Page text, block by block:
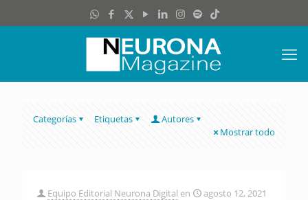
Categorías Etiquetas
Autores
Mostrar todo
Equipo Editorial Neurona Digital en
agosto 12, 2021